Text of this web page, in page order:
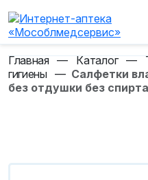
Главная — Каталог —
гигиены — Салфетки
без отдушки без